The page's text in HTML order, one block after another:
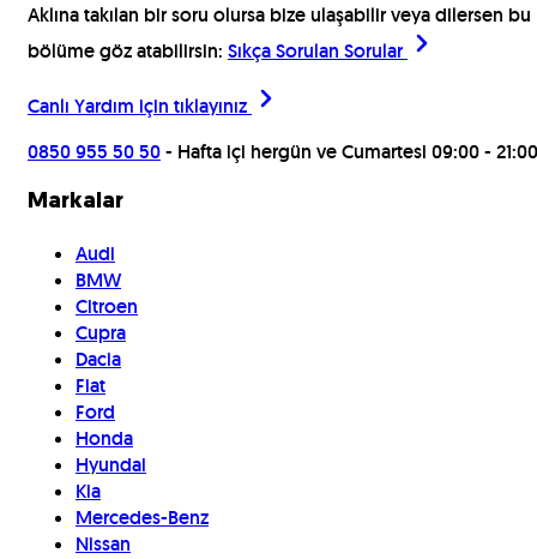
Aklına takılan bir soru olursa bize ulaşabilir veya dilersen bu
bölüme göz atabilirsin: Sıkça Sorulan Sorular
Canlı Yardım için tıklayınız
0850 955 50 50- Hafta içi hergün ve Cumartesi 09:00 - 21:00
Markalar
Audi
BMW
Citroen
Cupra
Dacia
Fiat
Ford
Honda
Hyundai
Kia
Mercedes-Benz
Nissan